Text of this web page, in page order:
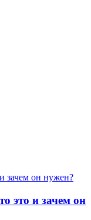
это и зачем он